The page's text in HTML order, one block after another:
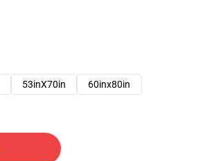
53inX70in 60inx80in